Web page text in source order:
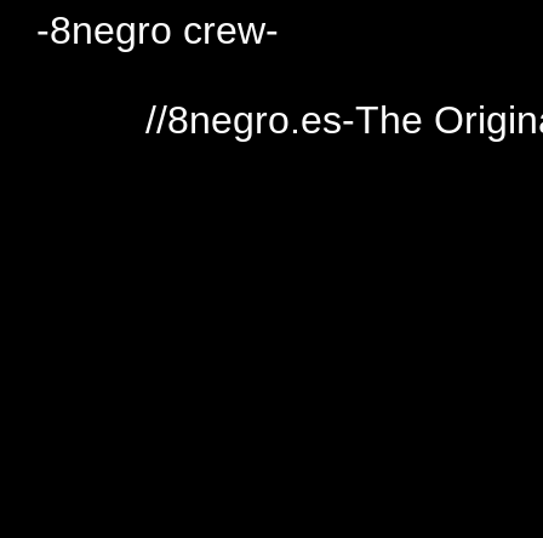
-8negro crew-
//8negro.es-The